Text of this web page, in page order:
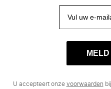
U accepteert onze voorwaarden